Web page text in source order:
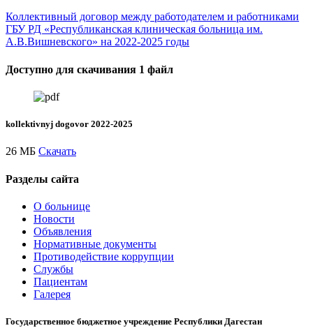
Коллективный договор между работодателем и работниками
ГБУ РД «Республиканская клиническая больница им.
А.В.Вишневского» на 2022-2025 годы
Доступно для скачивания 1 файл
kollektivnyj dogovor 2022-2025
26 МБ Скачать
Разделы сайта
О больнице
Новости
Объявления
Нормативные документы
Противодействие коррупции
Службы
Пациентам
Галерея
Государственное бюджетное учреждение Республики Дагестан